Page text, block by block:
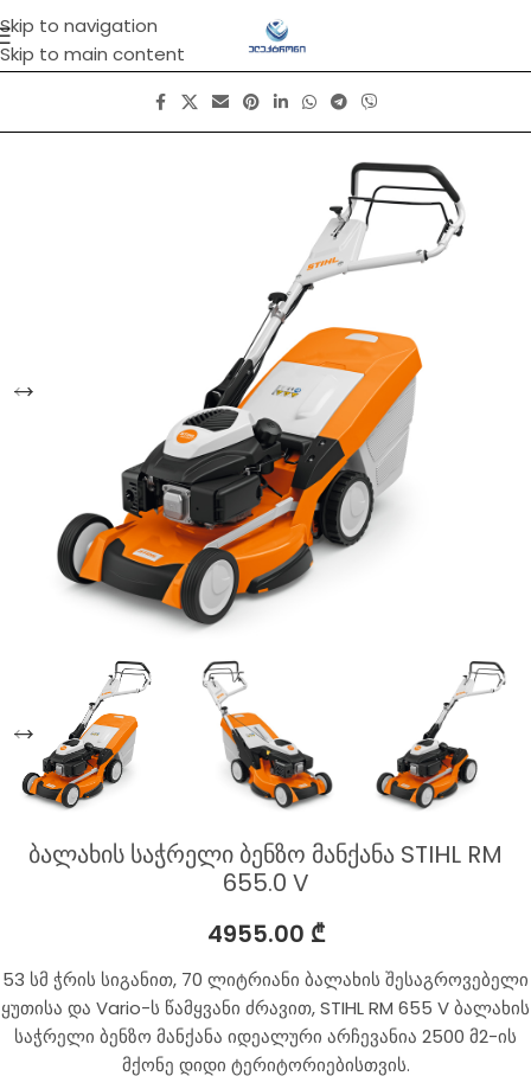
Skip to navigation
Skip to main content
ბალახის საჭრელი ბენზო მანქანა STIHL RM
655.0 V
4955.00 ₾
53 სმ ჭრის სიგანით, 70 ლიტრიანი ბალახის შესაგროვებელი
ყუთისა და Vario-ს წამყვანი ძრავით, STIHL RM 655 V ბალახის
საჭრელი ბენზო მანქანა იდეალური არჩევანია 2500 მ2-ის
მქონე დიდი ტერიტორიებისთვის.